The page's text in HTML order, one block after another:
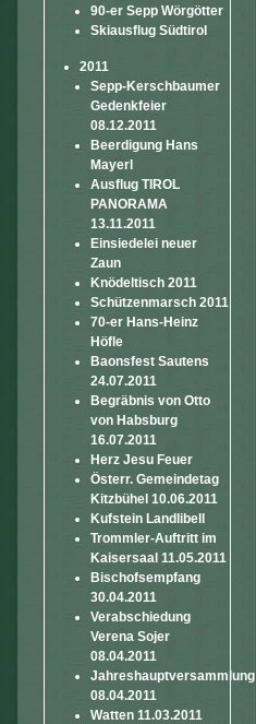
90-er Sepp Wörgötter
Skiausflug Südtirol
2011
Sepp-Kerschbaumer
Gedenkfeier
08.12.2011
Beerdigung Hans
Mayerl
Ausflug TIROL
PANORAMA
13.11.2011
Einsiedelei neuer
Zaun
Knödeltisch 2011
Schützenmarsch 2011
70-er Hans-Heinz
Höfle
Baonsfest Sautens
24.07.2011
Begräbnis von Otto
von Habsburg
16.07.2011
Herz Jesu Feuer
Österr. Gemeindetag
Kitzbühel 10.06.2011
Kufstein Landlibell
Trommler-Auftritt im
Kaisersaal 11.05.2011
Bischofsempfang
30.04.2011
Verabschiedung
Verena Sojer
08.04.2011
Jahreshauptversammlung
08.04.2011
Watten 11.03.2011